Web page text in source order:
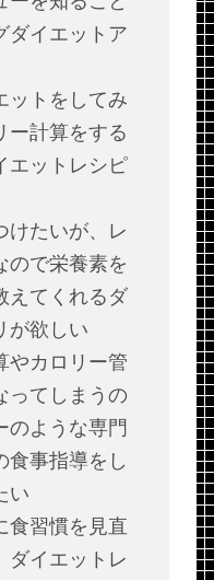
ダイエットア
ットをしてみ
ー計算をする
エットレシピ
けたいが、レ
ので栄養素を
えてくれるダ
が欲しい
やカロリー管
ってしまうの
のような専門
食事指導をし
い
食習慣を見直
ダイエットレ